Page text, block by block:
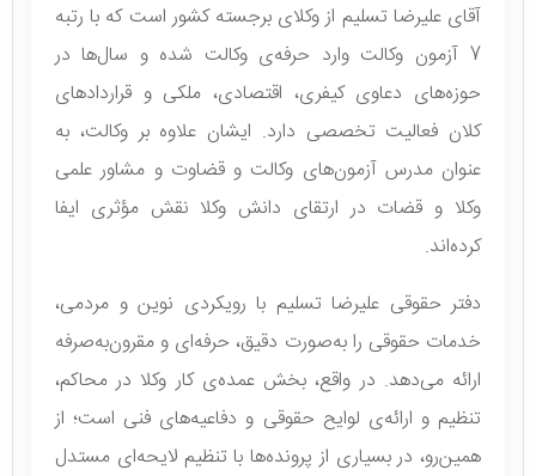
آقای علیرضا تسلیم از وکلای برجسته کشور است که با رتبه
7 آزمون وکالت وارد حرفه‌ی وکالت شده و سال‌ها در
حوزه‌های دعاوی کیفری، اقتصادی، ملکی و قراردادهای
کلان فعالیت تخصصی دارد. ایشان علاوه بر وکالت، به
عنوان مدرس آزمون‌های وکالت و قضاوت و مشاور علمی
وکلا و قضات در ارتقای دانش وکلا نقش مؤثری ایفا
کرده‌اند.
دفتر حقوقی علیرضا تسلیم با رویکردی نوین و مردمی،
خدمات حقوقی را به‌صورت دقیق، حرفه‌ای و مقرون‌به‌صرفه
ارائه می‌دهد. در واقع، بخش عمده‌ی کار وکلا در محاکم،
تنظیم و ارائه‌ی لوایح حقوقی و دفاعیه‌های فنی است؛ از
همین‌رو، در بسیاری از پرونده‌ها با تنظیم لایحه‌ای مستدل